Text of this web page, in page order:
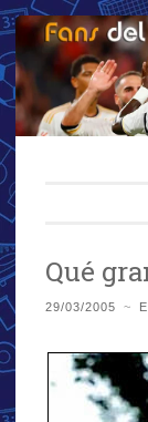
Qué
29/03/2005 ~